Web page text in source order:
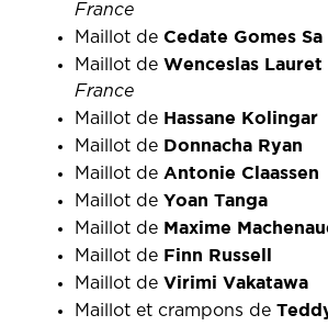
France
Maillot de Cedate Gomes Sa
Maillot de Wenceslas Lauret
France
Maillot de Hassane Kolingar
Maillot de Donnacha Ryan
Maillot de Antonie Claassen
Maillot de Yoan Tanga
Maillot de Maxime
Maillot de Finn Russell
Maillot de Virimi Vakatawa
Maillot et crampons de